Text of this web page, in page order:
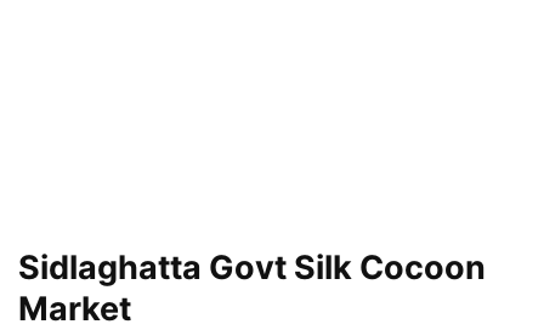
Sidlaghatta Govt Silk Cocoon
Market